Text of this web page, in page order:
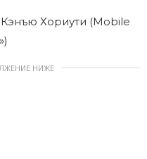
Хориути (Mobile
НИЖЕ